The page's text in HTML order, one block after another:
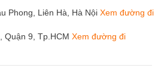
Phong, Liên Hà, Hà Nội Xem đường đi
Quận 9, Tp.HCM Xem đường đi